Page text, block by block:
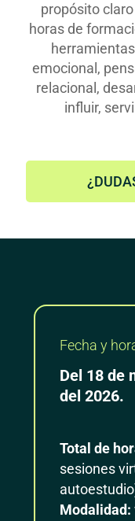
propósito
horas de
emocional,
relacional,
influir,
Fecha y
Del 18 de
del 2026.
Total de
sesiones
Modalidad: